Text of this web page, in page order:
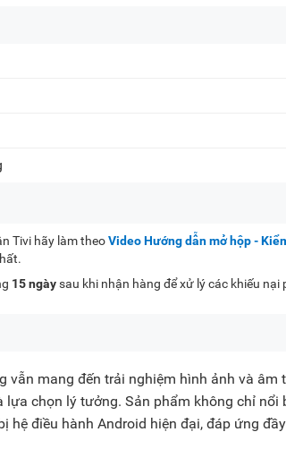
Tivi hãy làm theoVideo Hướng dẫn mở hộp -
15 ngàysau khi nhận hàng để xử lý các khiếu nại
vẫn mang đến trải nghiệm hình ảnh và âm
lựa chọn lý tưởng. Sản phẩm không chỉ nổi
hệ điều hành Android hiện đại, đáp ứng